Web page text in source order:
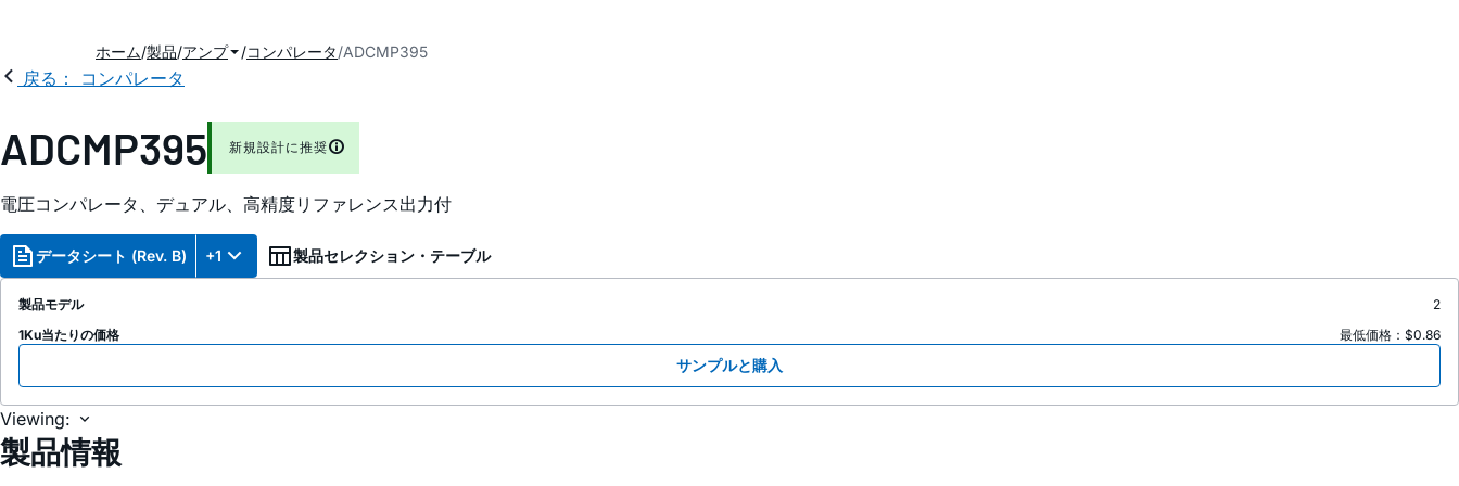
ホーム 製品 アンプ コンパレータ ADCMP395
戻る： コンパレータ
ADCMP395 新規設計に推奨
電圧コンパレータ、デュアル、高精度リファレンス出力付
データシート (Rev. B) +1 製品セレクション・テーブル
製品モデル
2
1Ku当たりの価格
最低価格：$0.86
サンプルと購入
Viewing:
製品情報